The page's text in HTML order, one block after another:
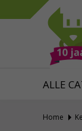
ALLE
Mollen
Katten
Alles
Home